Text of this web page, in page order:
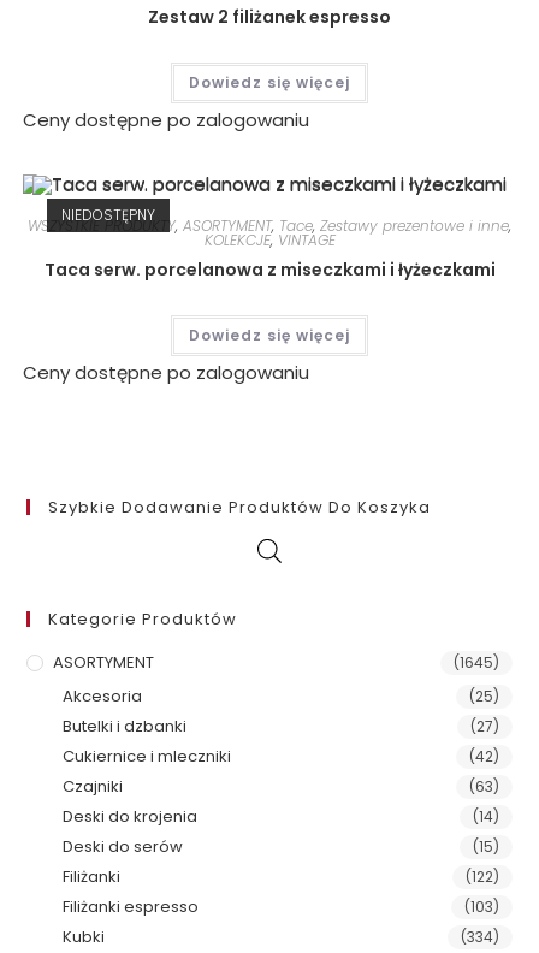
Zestaw 2 filiżanek espresso
Dowiedz się więcej
Ceny dostępne po zalogowaniu
NIEDOSTĘPNY
WSZYSTKIE PRODUKTY, ASORTYMENT, Tace, Zestawy prezentowe i inne,
KOLEKCJE, VINTAGE
Taca serw. porcelanowa z miseczkami i łyżeczkami
Dowiedz się więcej
Ceny dostępne po zalogowaniu
Szybkie Dodawanie Produktów Do Koszyka
Kategorie Produktów
ASORTYMENT
(1645)
Akcesoria (25)
Butelki i dzbanki (27)
Cukiernice i mleczniki (42)
Czajniki (63)
Deski do krojenia (14)
Deski do serów (15)
Filiżanki (122)
Filiżanki espresso (103)
Kubki (334)